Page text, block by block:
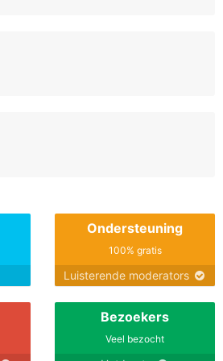
Ondersteuning
100% gratis
Luisterende moderators
Bezoekers
Veel bezocht